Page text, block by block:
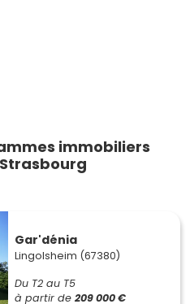
immobiliers
Gar'dénia
Lingolsheim (67380)
Du T2 au T5
à partir de 209 000 €